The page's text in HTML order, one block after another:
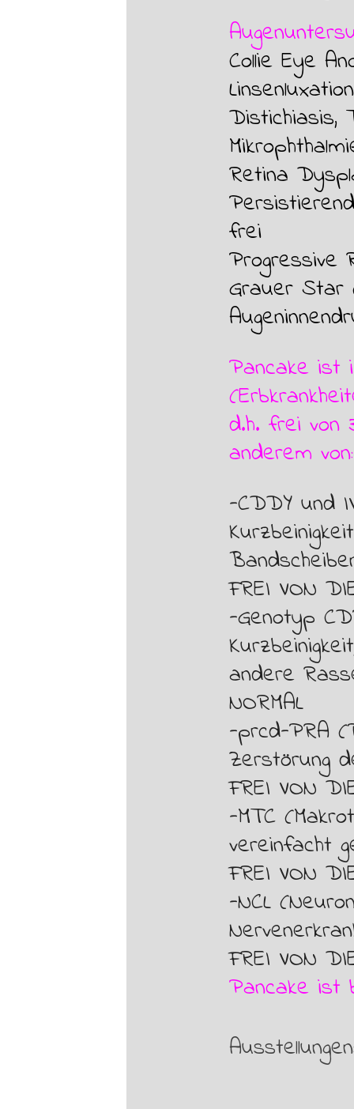
Collie Eye
Distichiasis,
Retina
frei
Progressive
Grauer Star
Pancakeist
d.h. frei von
anderem von:
-CDDY und
FREI VON
-Genotyp
andere
NORMAL
-prcd-PRA
Zerstörung
FREI VON
-MTC
vereinfacht
FREI VON
-NCL
FREI VON
Pancake ist